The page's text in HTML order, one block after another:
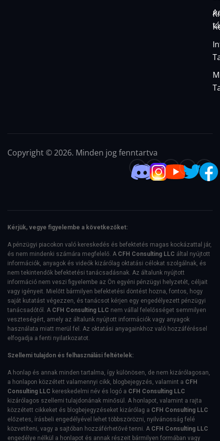
Copyright © 2026. Minden jog fenntartva
Kérjük, vegye figyelembe a következőket:
A pénzügyi piacokon való kereskedés és befektetés magas kockázattal jár,
és nem mindenki számára megfelelő. A CFH Consulting LLC által nyújtott
információk, anyagok és videók kizárólag oktatási célokat szolgálnak, és
nem tekintendők befektetési tanácsadásnak. Az általunk nyújtott
információ nem veszi figyelembe az Ön egyéni pénzügyi helyzetét, céljait
vagy igényeit. Mielőtt bármilyen befektetési döntést hozna, fontos, hogy
saját kutatást végezzen, és tanácsot kérjen egy engedélyezett pénzügyi
tanácsadótól. A CFH Consulting LLC nem vállal felelősséget semmilyen
veszteségért, amely az általunk nyújtott információk vagy anyagok
használata miatt merül fel. Az oktatási anyagainkhoz való hozzáféréssel
elfogadja a fenti nyilatkozatot.
Szellemi tulajdon és felhasználási feltételek:
A honlap és annak minden tartalma, így különösen, de nem kizárólagosan,
a honlapon közzétett valamennyi cikk, blogbejegyzés, valamint a CFH
Consulting LLC kereskedelmi név és logó a CFH Consulting LLC
kizárólagos szellemi tulajdonának minősül. A honlapot, valamint a rajta
közzétett cikkeket és blogbejegyzéseket kizárólag a CFH Consulting LLC
előzetes, írásbeli engedélyével lehet többszörözni, nyilvánosság felé
közvetíteni, vagy a sajtóban hozzáférhetővé tenni. A CFH Consulting LLC
engedélye nélkül a honlapot és annak részeit bármilyen formában vagy